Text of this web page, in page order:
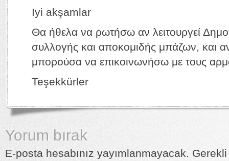
Iyi akşamlar
Θα ήθελα να ρωτήσω αν λειτουργεί
συλλογής και αποκομιδής μπάζων, και
μπορούσα να επικοινωνήσω με τους
Teşekkürler
Yorum bırak
E-posta hesabınız yayımlanmayacak.